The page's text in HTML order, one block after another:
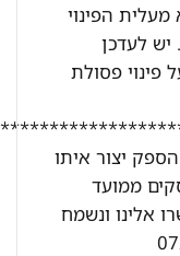
ללא מעלית הפינוי
יש לעדכן
פסולת
יצור איתו
7 ימי עסקים ממועד
ונשמח